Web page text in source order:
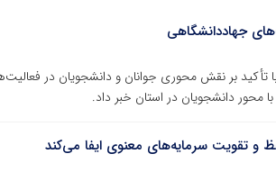
جهاددانشگاهی
بر نقش محوری جوانان و دانشجویان در
محور دانشجویان در استان خبر داد.
و تقویت سرمایه‌های معنوی ایفا می‌کند